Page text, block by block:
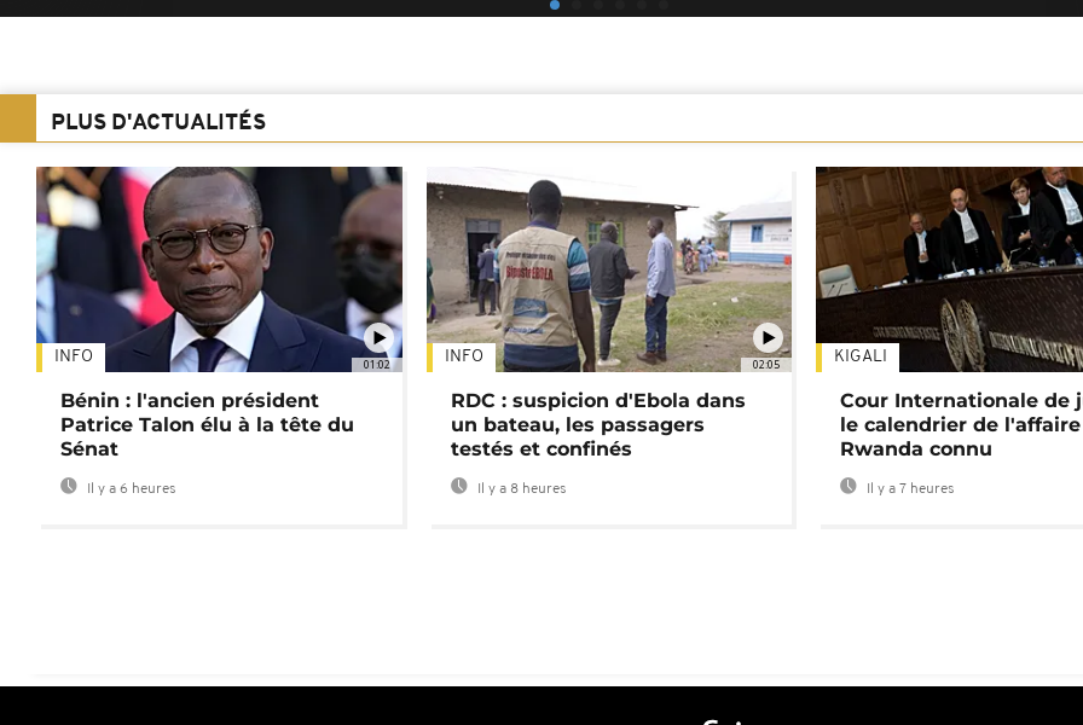
PLUS D'ACTUALITÉS
01:02
INFO
Bénin : l'ancien président
Patrice Talon élu à la tête du
Sénat
Il y a 6 heures
02:05
INFO
RDC : suspicion d'Ebola dans
un bateau, les passagers
testés et confinés
Il y a 8 heures
KIGALI
Cour Internationale de
le calendrier de l'affaire
Rwanda connu
Il y a 7 heures